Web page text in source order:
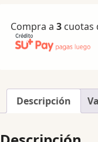
Compra a 3 cuotas
Descripción